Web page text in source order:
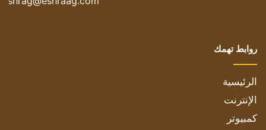
روابط تهمك
الرئيسية
الإنترنت
كمبيوتر